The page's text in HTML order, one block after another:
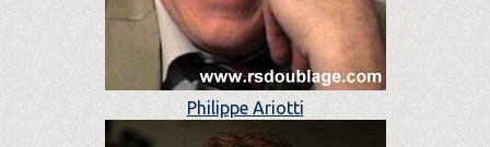
Philippe Ariotti